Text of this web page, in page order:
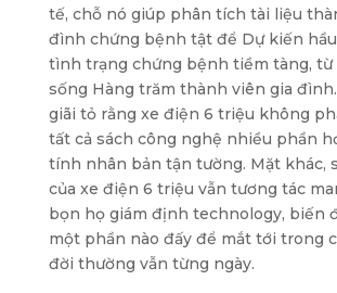
tế, chỗ nó giúp phân tích tài liệu
đình chứng bệnh tật để Dự kiến
tình trạng chứng bệnh tiềm tàng, từ
sống Hàng trăm thành viên gia
giãi tỏ rằng xe điện 6 triệu không
tất cả sách công nghệ nhiều phần
tính nhân bản tận tường. Mặt khác,
của xe điện 6 triệu vẫn tương tác
bọn họ giám định technology, biến
một phần nào đấy để mắt tới trong
đời thường vẫn từng ngày.